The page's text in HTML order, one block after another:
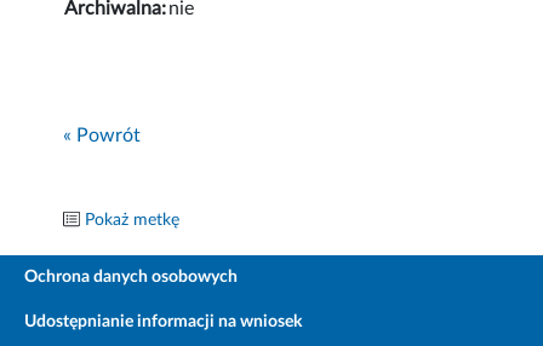
Archiwalna:nie
« Powrót
Pokaż metkę
Ochrona danych osobowych
Udostępnianie informacji na wniosek